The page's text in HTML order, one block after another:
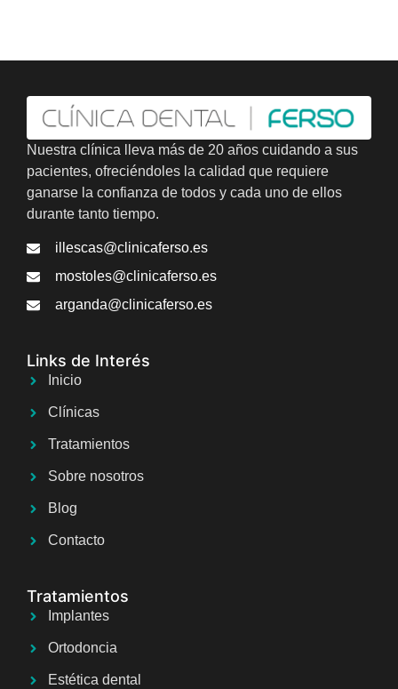
Nuestra clínica lleva más de 20 años cuidando a sus
pacientes, ofreciéndoles la calidad que requiere
ganarse la confianza de todos y cada uno de ellos
durante tanto tiempo.
illescas@clinicaferso.es
mostoles@clinicaferso.es
arganda@clinicaferso.es
Links de Interés
Inicio
Clínicas
Tratamientos
Sobre nosotros
Blog
Contacto
Tratamientos
Implantes
Ortodoncia
Estética dental